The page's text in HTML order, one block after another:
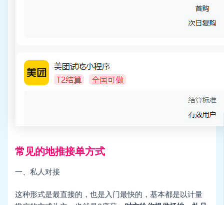
常见的地推接单方式
一、私人对接
这种形式是最直接的，也是入门最快的，基本都是以计量